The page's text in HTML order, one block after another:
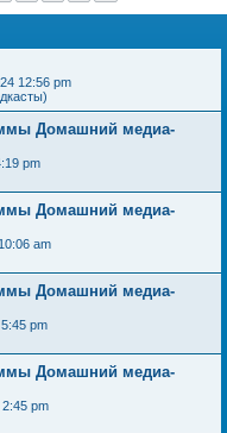
12:56 pm
Домашний медиа-
pm
Домашний медиа-
am
Домашний медиа-
pm
Домашний медиа-
pm